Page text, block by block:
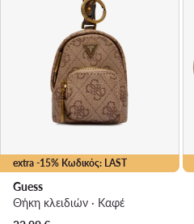
extra -15% Κωδικός: LAST
Guess
Θήκη κλειδιών · Καφέ